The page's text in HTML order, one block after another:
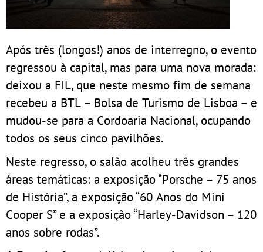
Após três (longos!) anos de interregno, o evento
regressou à capital, mas para uma nova morada:
deixou a FIL, que neste mesmo fim de semana
recebeu a BTL – Bolsa de Turismo de Lisboa – e
mudou-se para a Cordoaria Nacional, ocupando
todos os seus cinco pavilhões.
Neste regresso, o salão acolheu três grandes
áreas temáticas: a exposição “Porsche – 75 anos
de História”, a exposição “60 Anos do Mini
Cooper S” e a exposição “Harley-Davidson – 120
anos sobre rodas”.